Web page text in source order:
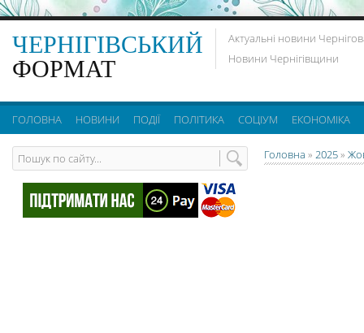
ЧЕРНІГІВСЬКИЙ
ФОРМАТ
Актуальні новини
Новини Чернігівщини
ГОЛОВНА НОВИНИ ПОДІЇ ПОЛІТИКА СОЦІУМ ЕКОНОМІКА
Головна » 2025»